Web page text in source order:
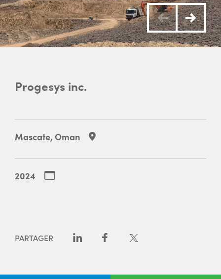
Progesys inc.
Mascate, Oman
2024
PARTAGER